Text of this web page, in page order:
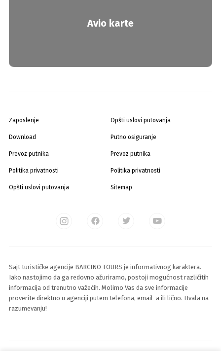
Avio karte
Zaposlenje
Download
Prevoz putnika
Politika privatnosti
Opšti uslovi putovanja
Opšti uslovi putovanja
Putno osiguranje
Prevoz putnika
Politika privatnosti
Sitemap
Sajt turističke agencije BARCINO TOURS je informativnog karaktera.
Iako nastojimo da ga redovno ažuriramo, postoji mogućnost različitih
informacija od trenutno važećih. Molimo Vas da sve informacije
proverite direktno u agenciji putem telefona, email-a ili lično. Hvala na
razumevanju!